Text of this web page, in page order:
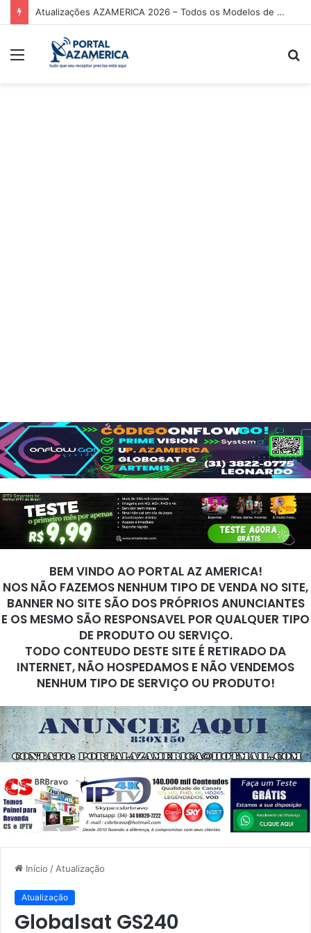
Atualizações AZAMERICA 2026 – Todos os Modelos de Receptores AZAMERICA
BEM VINDO AO PORTAL AZ AMERICA!
NOS NÃO FAZEMOS NENHUM TIPO DE VENDA NO SITE,
BANNER NO SITE SÃO DOS PRÓPRIOS ANUNCIANTES
E OS MESMO SÃO RESPONSAVEL POR QUALQUER TIPO
DE PRODUTO OU SERVIÇO.
TODO CONTEUDO DESTE SITE É RETIRADO DA
INTERNET, NÃO HOSPEDAMOS E NÃO VENDEMOS
NENHUM TIPO DE SERVIÇO OU PRODUTO!
Início / Atualização
Atualização
Globalsat GS240